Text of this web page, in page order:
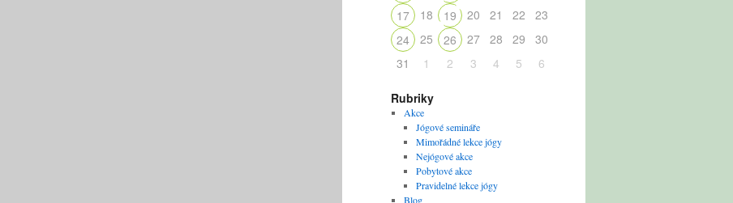
17
18 19 20 21 22
23
24
25 26 27 28 29
30
31
1 2 3 4 5 6
Rubriky
Akce
Jógové semináře
Mimořádné lekce jógy
Nejógové akce
Pobytové akce
Pravidelné lekce jógy
Blog